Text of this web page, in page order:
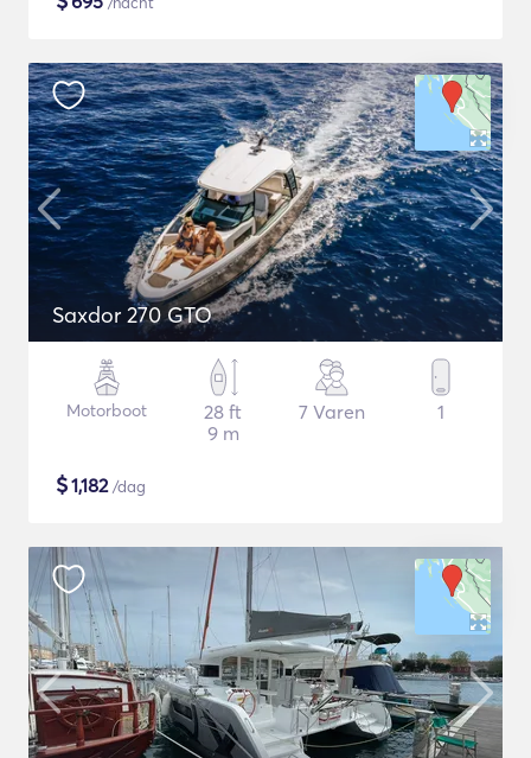
Saxdor 270 GTO
Motorboot
28 ft
9 m
7 Varen 1
$1,182/dag